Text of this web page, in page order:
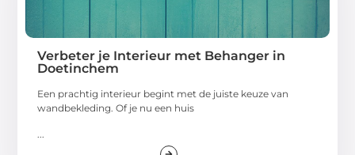
Verbeter je Interieur met Behanger in
Doetinchem
Een prachtig interieur begint met de juiste keuze van
wandbekleding. Of je nu een huis